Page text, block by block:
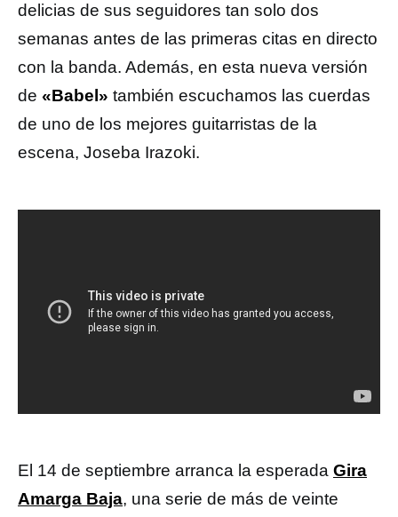
delicias de sus seguidores tan solo dos
semanas antes de las primeras citas en directo
con la banda. Además, en esta nueva versión
de «Babel» también escuchamos las cuerdas
de uno de los mejores guitarristas de la
escena, Joseba Irazoki.
El 14 de septiembre arranca la esperada Gira
Amarga Baja, una serie de más de veinte